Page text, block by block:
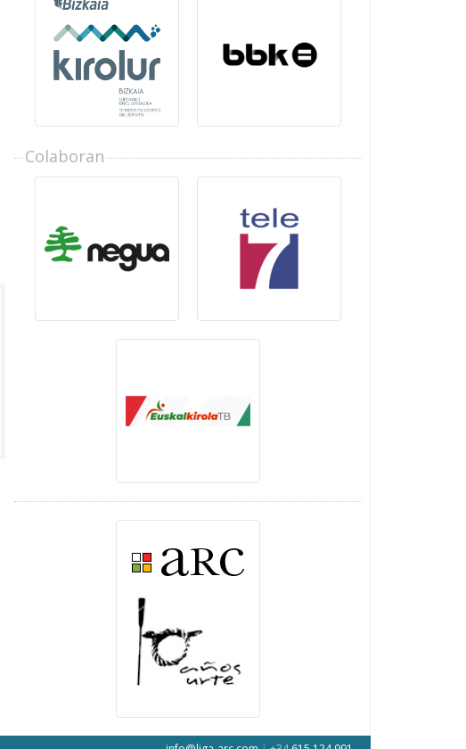
Colaboran